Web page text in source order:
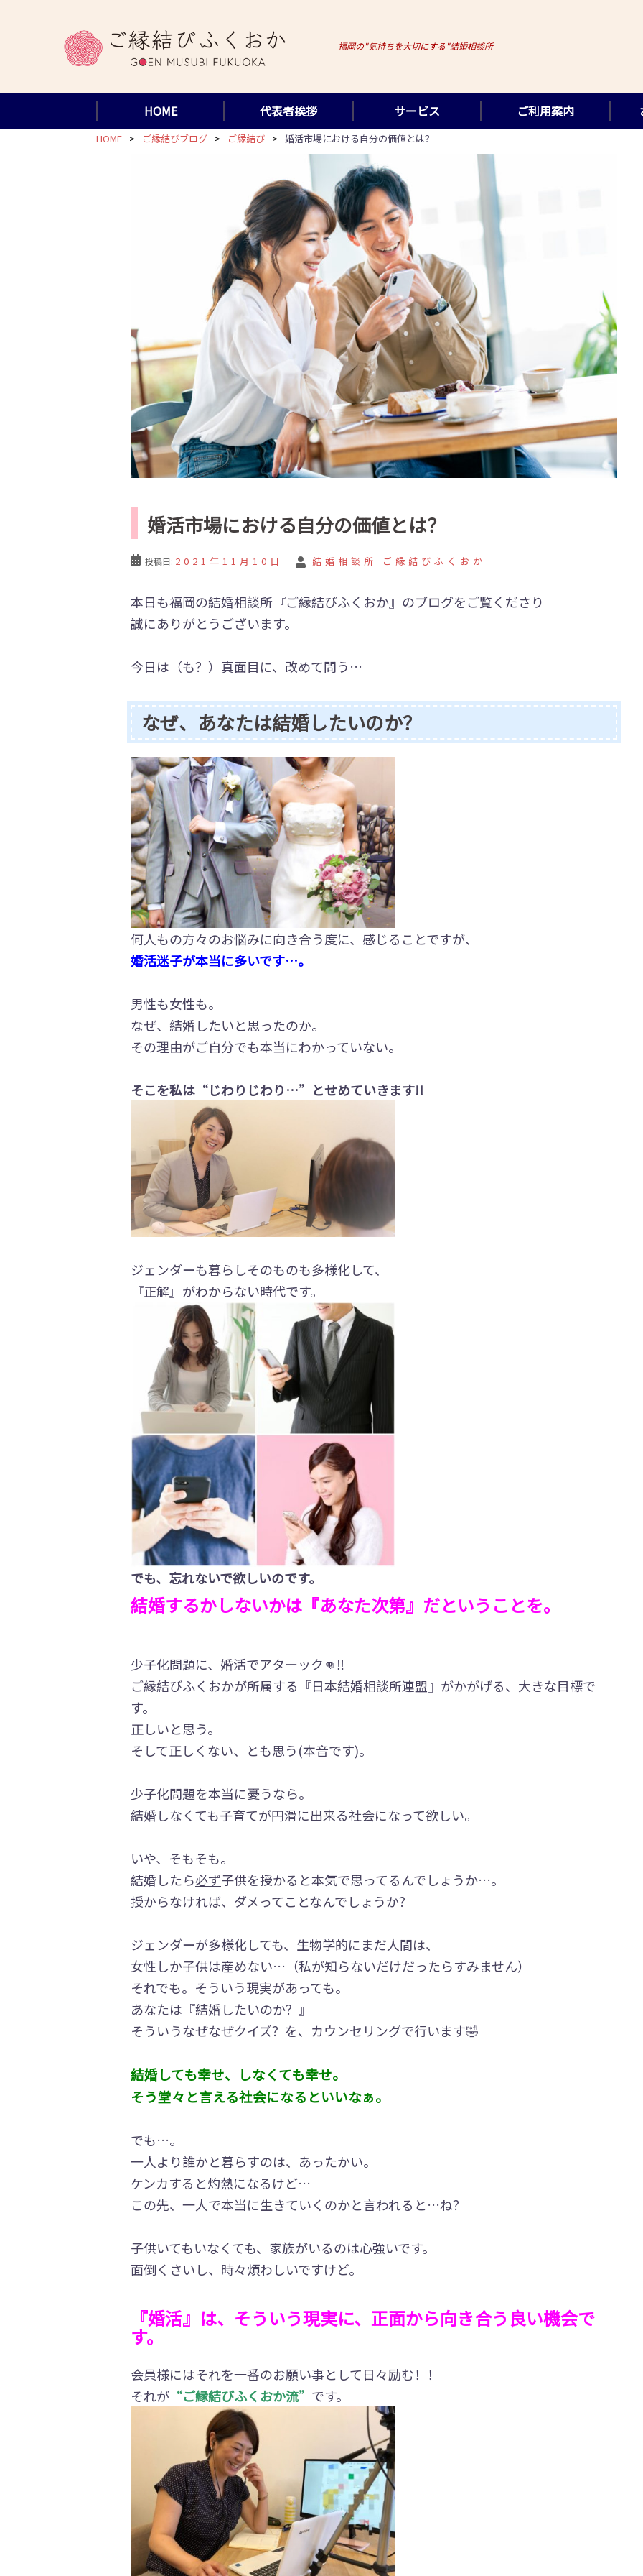
ツ
福岡の"気持ちを大切にする"結婚相談所
HOME 代表者挨拶 サービス ご利用案内
HOME ご縁結びブログ ご縁結び 婚活市場における自分の価値とは？
婚活市場における自分の価値とは？
投稿日: 2021年11月10日 結婚相談所 ご縁結びふくおか
本日も福岡の結婚相談所『ご縁結びふくおか』のブログをご覧くださり
誠にありがとうございます。
今日は（も？）真面目に、改めて問う…
なぜ、あなたは結婚したいのか？
何人もの方々のお悩みに向き合う度に、感じることですが、
婚活迷子が本当に多いです…。
男性も女性も。
なぜ、結婚したいと思ったのか。
その理由がご自分でも本当にわかっていない。
そこを私は“じわりじわり…”とせめていきます!!
ジェンダーも暮らしそのものも多様化して、
『正解』がわからない時代です。
でも、忘れないで欲しいのです。
結婚するかしないかは『あなた次第』だということを。
少子化問題に、婚活でアターック👊‼️
ご縁結びふくおかが所属する『日本結婚相談所連盟』がかがげる、大きな目標で
す。
正しいと思う。
そして正しくない、とも思う(本音です)。
少子化問題を本当に憂うなら。
結婚しなくても子育てが円滑に出来る社会になって欲しい。
いや、そもそも。
結婚したら必ず子供を授かると本気で思ってるんでしょうか…。
授からなければ、ダメってことなんでしょうか？
ジェンダーが多様化しても、生物学的にまだ人間は、
女性しか子供は産めない…（私が知らないだけだったらすみません）
それでも。そういう現実があっても。
あなたは『結婚したいのか？』
そういうなぜなぜクイズ？を、カウンセリングで行います🤣
結婚しても幸せ、しなくても幸せ。
そう堂々と言える社会になるといいなぁ。
でも…。
一人より誰かと暮らすのは、あったかい。
ケンカすると灼熱になるけど…
この先、一人で本当に生きていくのかと言われると…ね？
子供いてもいなくても、家族がいるのは心強いです。
面倒くさいし、 時々煩わしいですけど。
『婚活』は、そういう現実に、正面から向き合う良い機会で
す。
会員様にはそれを一番のお願い事として日々励む！！
それが “ご縁結びふくおか流” です。